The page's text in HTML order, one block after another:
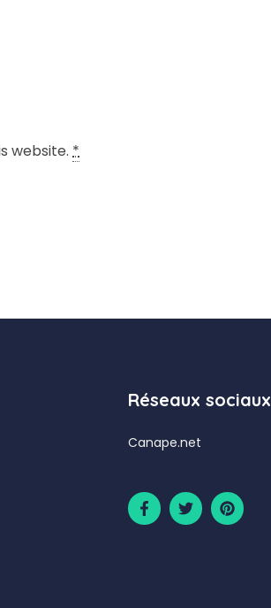
website. *
Réseaux sociaux
Canape.net